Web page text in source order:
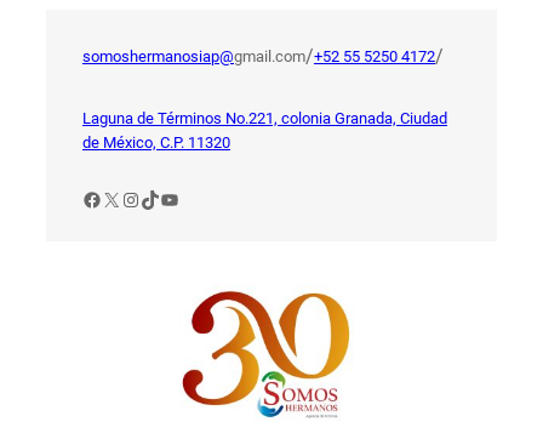
somoshermanosiap@gmail.com/+52 55 5250 4172/
Laguna de Términos No.221, colonia Granada, Ciudad
de México, C.P. 11320
Facebook
X Instagram
TikTok
YouTube